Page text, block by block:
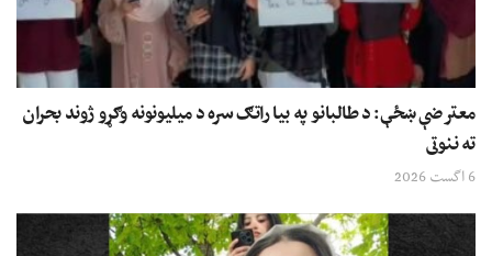
معترضې ښځې: د طالبانو په بیا راتګ سره د میلیونونه وګړو ژوند بحران
ته ننوتی
6 اگست 2026